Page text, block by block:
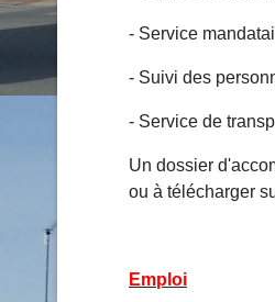
- Service
- Suivi des
- Service de
Un dossier
ou à télécharger
Emploi